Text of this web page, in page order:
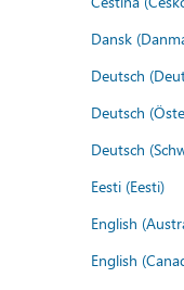
Dansk
Deutsch
Deutsch
Deutsch
Eesti (Eesti)
English
English